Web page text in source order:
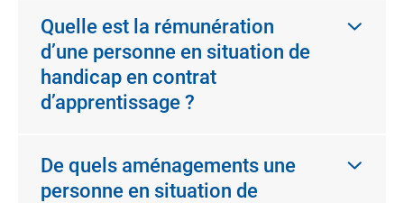
Quelle est la rémunération
d’une personne en situation de
handicap en contrat
d’apprentissage ?
De quels aménagements une
personne en situation de